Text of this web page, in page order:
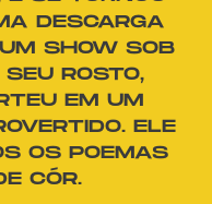
DESCARGA
SHOW SOB
ROSTO,
EM UM
ELE
OS POEMAS
CÓR.